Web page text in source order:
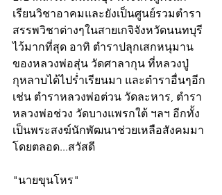
เรียนวิชาอาคมและยังเป็นศูนย์รวมตำรา
สรรพวิชาต่างๆในสายเกจิจังหวัดนนทบุรี
ไว้มากที่สุด อาทิ ตำราปลุกเสกหนุมาน
ของหลวงพ่อสุ่น วัดศาลากุน ที่หลวงปู่
กุหลาบได้ไปร่ำเรียนมา และตำราอื่นๆอีก
เช่น ตำราหลวงพ่อต่วน วัดละหาร, ตำรา
หลวงพ่อช่วง วัดบางแพรกใต้ ฯลฯ อีกทั้ง
เป็นพระสงฆ์นักพัฒนาช่วยเหลือสังคมมา
โดยตลอด...สวัสดี
"นายขุนโหร"